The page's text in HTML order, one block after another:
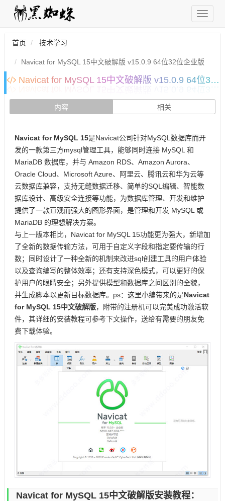
首页 技术学习
Navicat for MySQL 15中文破解版 v15.0.9 64位32位企业版
Navicat for MySQL 15中文破解版 v15.0.9 64位32位企业版
内容 相关
Navicat for MySQL 15是Navicat公司针对MySQL数据库而开
发的一款第三方mysql管理工具，能够同时连接 MySQL 和
MariaDB 数据库，并与 Amazon RDS、Amazon Aurora、
Oracle Cloud、Microsoft Azure、阿里云、腾讯云和华为云等
云数据库兼容，支持无缝数据迁移、简单的SQL编辑、智能数
据库设计、高级安全连接等功能，为数据库管理、开发和维护
提供了一款直观而强大的图形界面，是管理和开发 MySQL 或
MariaDB 的理想解决方案。
与上一版本相比，Navicat for MySQL 15功能更为强大，新增加
了全新的数据传输方法，可用于自定义字段和指定要传输的行
数；同时设计了一种全新的机制来改进sql创建工具的用户体验
以及查询编写的整体效率；还有支持深色模式，可以更好的保
护用户的眼睛安全；另外提供模型和数据库之间区别的全貌，
并生成脚本以更新目标数据库。ps：这里小编带来的是Navicat
for MySQL 15中文破解版，附带的注册机可以完美成功激活软
件，其详细的安装教程可参考下文操作，送给有需要的朋友免
费下载体验。
Navicat for MySQL 15中文破解版安装教程：